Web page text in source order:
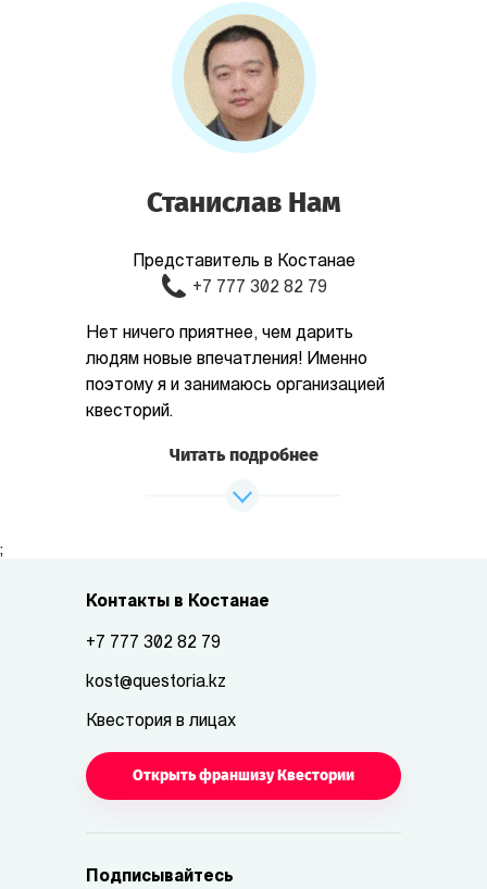
Станислав Нам
Представитель в Костанае
+7 777 302 82 79
Нет ничего приятнее, чем дарить
людям новые впечатления! Именно
поэтому я и занимаюсь организацией
квесторий.
Читать подробнее
;
Контакты в Костанае
+7 777 302 82 79
kost@questoria.kz
Квестория в лицах
Открыть франшизу Квестории
Подписывайтесь